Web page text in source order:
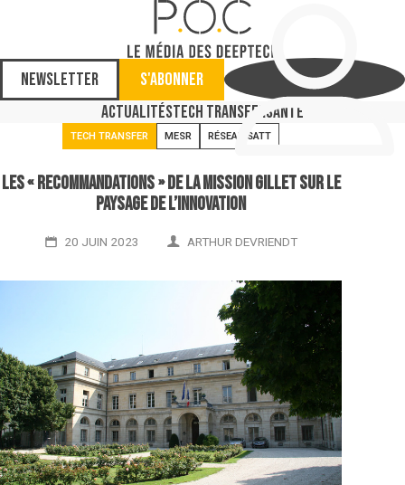
Newsletter
S'abonner
ActualitésTech TransferSanté
TECH TRANSFER MESR RÉSEAU SATT
Les « recommandations » de la mission Gillet sur le
paysage de l’innovation
20 JUIN 2023 ARTHUR DEVRIENDT